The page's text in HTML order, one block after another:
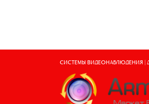
СИСТЕМЫ ВИДЕОНАБЛЮДЕНИЯ |